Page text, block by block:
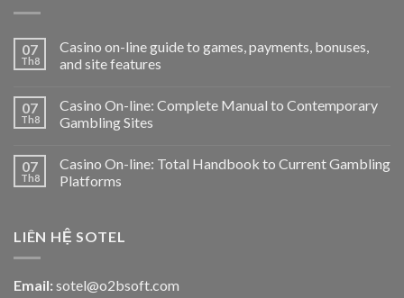
07
Th8
Casino on-line guide to games, payments, bonuses,
and site features
07
Th8
Casino On-line: Complete Manual to Contemporary
Gambling Sites
07
Th8
Casino On-line: Total Handbook to Current Gambling
Platforms
LIÊN HỆ SOTEL
Email: sotel@o2bsoft.com